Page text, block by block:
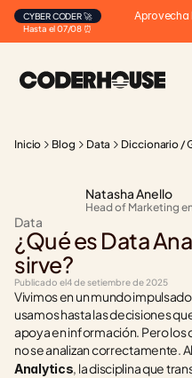
Hasta el 07/08 ⏰
CYBER CODER 🚀 Aprovecha
Inicio Blog Data Diccionario /
Natasha Anello
Head of Marketing
Data
¿Qué es Data
sirve?
Publicado el4 de setiembre de 2025
Vivimos en un mundo
usamos hasta las decisiones
apoya en información. Pero los
no se analizan correctamente.
Analytics, la disciplina que